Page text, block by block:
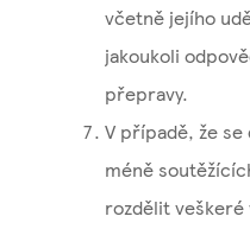
včetně jejího
jakoukoli
přepravy.
V případě, že
méně
rozdělit veškeré